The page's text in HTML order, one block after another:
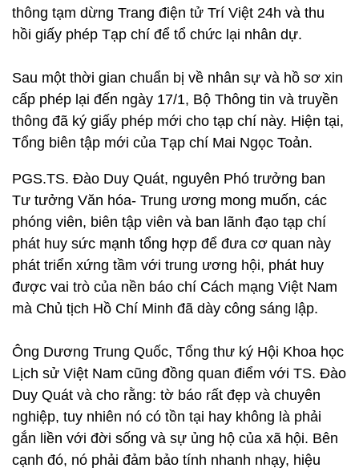
thông tạm dừng Trang điện tử Trí Việt 24h và thu
hồi giấy phép Tạp chí để tổ chức lại nhân dự.
Sau một thời gian chuẩn bị về nhân sự và hồ sơ xin
cấp phép lại đến ngày 17/1, Bộ Thông tin và truyền
thông đã ký giấy phép mới cho tạp chí này. Hiện tại,
Tổng biên tập mới của Tạp chí Mai Ngọc Toản.
PGS.TS. Đào Duy Quát, nguyên Phó trưởng ban
Tư tưởng Văn hóa- Trung ương mong muốn, các
phóng viên, biên tập viên và ban lãnh đạo tạp chí
phát huy sức mạnh tổng hợp để đưa cơ quan này
phát triển xứng tầm với trung ương hội, phát huy
được vai trò của nền báo chí Cách mạng Việt Nam
mà Chủ tịch Hồ Chí Minh đã dày công sáng lập.
Ông Dương Trung Quốc, Tổng thư ký Hội Khoa học
Lịch sử Việt Nam cũng đồng quan điểm với TS. Đào
Duy Quát và cho rằng: tờ báo rất đẹp và chuyên
nghiệp, tuy nhiên nó có tồn tại hay không là phải
gắn liền với đời sống và sự ủng hộ của xã hội. Bên
cạnh đó, nó phải đảm bảo tính nhanh nhạy, hiệu